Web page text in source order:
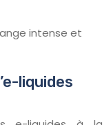
intense et
liquides